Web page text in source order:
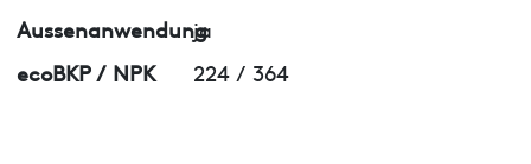
Aussenanwendung
ja
ecoBKP / NPK
224 / 364